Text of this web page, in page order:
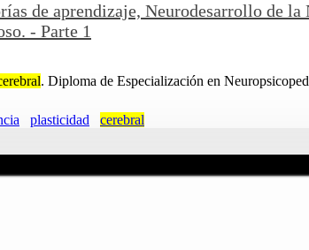
de aprendizaje, Neurodesarrollo de
- Parte 1
. Diploma de Especialización en
plasticidad cerebral